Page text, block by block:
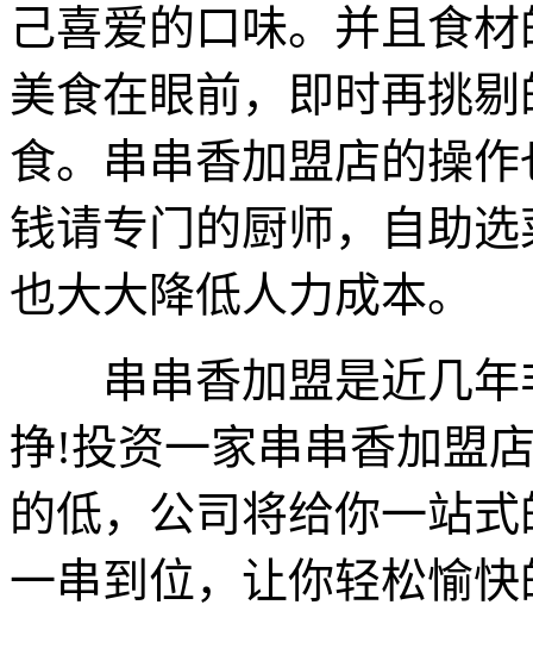
己喜爱的口味。并且食
美食在眼前，即时再挑
食。串串香加盟店的操
钱请专门的厨师，自助
也大大降低人力成本。
串串香加盟是近几年
挣!投资一家串串香加盟
的低，公司将给你一站
一串到位，让你轻松愉